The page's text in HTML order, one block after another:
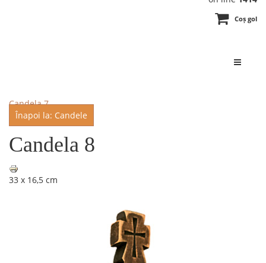
Coș gol
Candela 7
Înapoi la: Candele
Candela 8
33 x 16,5 cm